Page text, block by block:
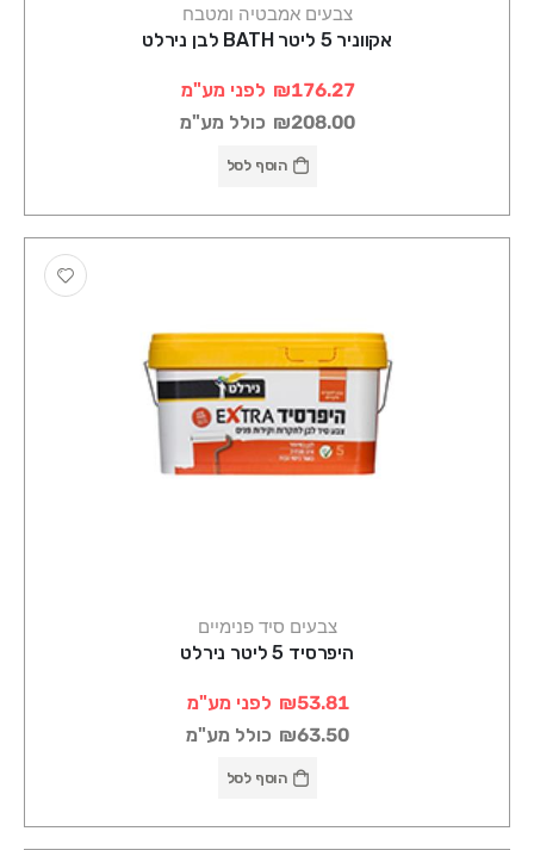
צבעים אמבטיה ומטבח
אקווניר 5 ליטר BATH לבן נירלט
₪176.27 לפני מע"מ
₪208.00 כולל מע"מ
הוסף לסל
צבעים סיד פנימיים
היפרסיד 5 ליטר נירלט
₪53.81 לפני מע"מ
₪63.50 כולל מע"מ
הוסף לסל